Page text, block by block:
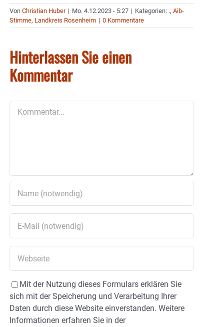
Von Christian Huber | Mo. 4.12.2023 - 5:27 | Kategorien: ., Aib-
Stimme, Landkreis Rosenheim | 0 Kommentare
Hinterlassen Sie einen
Kommentar
Mit der Nutzung dieses Formulars erklären Sie
sich mit der Speicherung und Verarbeitung Ihrer
Daten durch diese Website einverstanden. Weitere
Informationen erfahren Sie in der